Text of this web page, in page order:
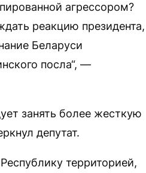
агрессором?
реакцию президента,
Беларуси
посла“, —
занять более жесткую
депутат.
территорией,